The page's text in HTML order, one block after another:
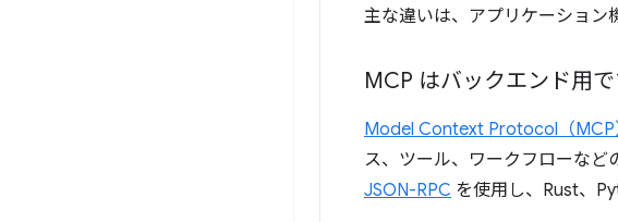
主な違いは、アプリケーション
MCP はバックエンド用
Model Context Protocol（MCP
ス、ツール、ワークフローなど
JSON-RPC を使用し、Rust、